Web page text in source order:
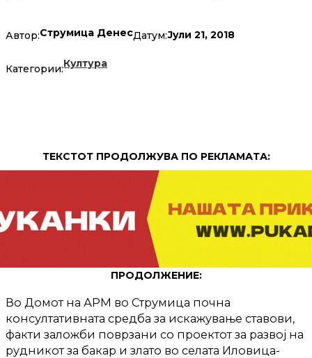
Автор:Струмица ДенесДатум:Јули 21, 2018
Категории:Култура
ТЕКСТОТ ПРОДОЛЖУВА ПО РЕКЛАМАТА:
ПРОДОЛЖЕНИЕ:
Во Домот на АРМ во Струмица почна
консултативната средба за искажување ставови,
факти заложби поврзани со проектот за развој на
рудникот за бакар и злато во селата Иловица-